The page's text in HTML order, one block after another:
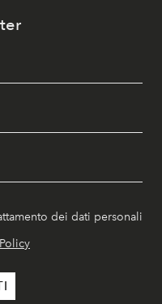
dei dati personali